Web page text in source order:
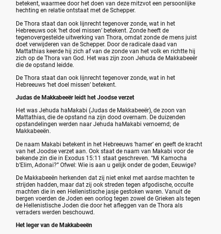
betekent, waarmee door het doen van deze mitzvot een persoonlijke
hechting en relatie ontstaat met de Schepper.
De Thora staat dan ook lijnrecht tegenover zonde, wat in het
Hebreeuws ook ‘het doel missen’ betekent. Zonde heeft de
tegenovergestelde uitwerking van Thora, omdat zonde de mens juist
doet verwijderen van de Schepper. Door de radicale daad van
Mattathias keerde hij zich af van de zonde van het volk en richtte hij
zich op de Thora van God. Het was zijn zoon Jehuda de Makkabeeër
die de opstand leidde.
De Thora staat dan ook lijnrecht tegenover zonde, wat in het
Hebreeuws ‘het doel missen’ betekent.
Judas de Makkabeeër leidt het Joodse verzet
Het was Jehuda haMakabi (Judas de Makkabeeër), de zoon van
Mattathias, die de opstand na zijn dood overnam. De duizenden
opstandelingen werden naar Jehuda haMakabi vernoemd; de
Makkabeeën.
De naam Makabi betekent in het Hebreeuws ‘hamer’ en geeft de kracht
van het Joodse verzet aan. Ook staat de naam van Makabi voor de
bekende zin die in Exodus 15:11 staat geschreven. “Mi Kamocha
b’Elim, Adonai?” Ofwel: Wie is aan u gelijk onder de goden, Eeuwige?
De Makkabeeën herkenden dat zij niet enkel met aardse machten te
strijden hadden, maar dat zij ook streden tegen afgodische, occulte
machten die in een Hellenistische jasje gestoken waren. Vanuit de
bergen voerden de Joden een oorlog tegen zowel de Grieken als tegen
de Hellenistische Joden die door het afleggen van de Thora als
verraders werden beschouwd.
Het leger van de Makkabeeën